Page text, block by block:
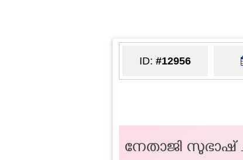
ID: #12956
നേതാജി സുഭാഷ്